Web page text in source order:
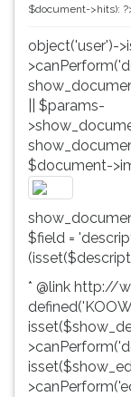
$document->hits):
object('user')-
|| $params-
$document-
$field =
* @link http://